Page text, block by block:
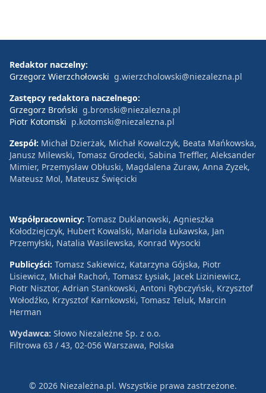
Redaktor naczelny:
Grzegorz Wierzchołowski g.wierzcholowski@niezalezna.pl
Zastępcy redaktora naczelnego:
Grzegorz Broński g.bronski@niezalezna.pl
Piotr Kotomski p.kotomski@niezalezna.pl
Zespół: Michał Dzierżak, Michał Kowalczyk, Beata Mańkowska,
Janusz Milewski, Tomasz Grodecki, Sabina Treffler, Aleksander
Mimier, Przemysław Obłuski, Magdalena Żuraw, Anna Zyzek,
Mateusz Mol, Mateusz Święcicki
Współpracownicy: Tomasz Duklanowski, Agnieszka
Kołodziejczyk, Hubert Kowalski, Mariola Łukawska, Jan
Przemyłski, Natalia Wasilewska, Konrad Wysocki
Publicyści: Tomasz Sakiewicz, Katarzyna Gójska, Piotr
Lisiewicz, Michał Rachoń, Tomasz Łysiak, Jacek Liziniewicz,
Piotr Nisztor, Adrian Stankowski, Antoni Rybczyński, Krzysztof
Wołodźko, Krzysztof Karnkowski, Tomasz Teluk, Marcin
Herman
Wydawca: Słowo Niezależne Sp. z o.o.
Filtrowa 63 / 43, 02-056 Warszawa, Polska
© 2026 Niezależna.pl. Wszystkie prawa zastrzeżone.